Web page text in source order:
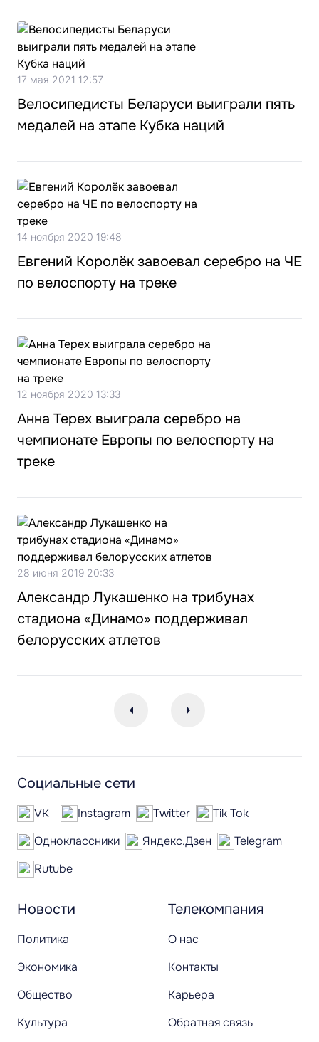
17 мая 2021 12:57
Велосипедисты Беларуси выиграли пять
медалей на этапе Кубка наций
14 ноября 2020 19:48
Евгений Королёк завоевал серебро на ЧЕ
по велоспорту на треке
12 ноября 2020 13:33
Анна Терех выиграла серебро на
чемпионате Европы по велоспорту на
треке
28 июня 2019 20:33
Александр Лукашенко на трибунах
стадиона «Динамо» поддерживал
белорусских атлетов
Новости
Политика
Экономика
Общество
Культура
Телекомпания
О нас
Контакты
Карьера
Обратная связь
Социальные сети
VK Instagram Twitter
Tik Tok
Одноклассники
Яндекс.Дзен
Telegram
Rutube